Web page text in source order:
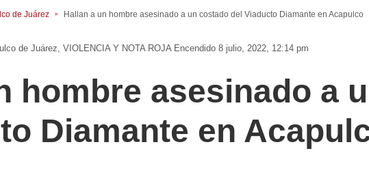
de Juárez Hallan a un hombre asesinado a un costado del Viaducto Diamante en Acapulco
de Juárez VIOLENCIA Y NOTA ROJA Encendido 8 julio, 2022, 12:14 pm
hombre asesinado a
Diamante en